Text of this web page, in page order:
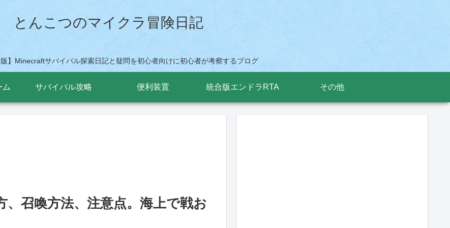
とんこつのマイクラ冒険日記
版】Minecraftサバイバル探索日記と疑問を初心者向けに初心者が考察するブログ
ム サバイバル攻略 便利装置 統合版エンドラRTA その他
、召喚方法、注意点。海上で戦お